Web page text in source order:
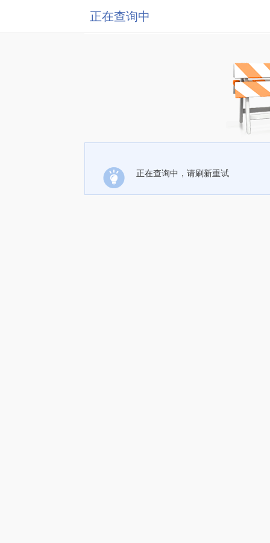
正在查询中
正在查询中，请刷新重试